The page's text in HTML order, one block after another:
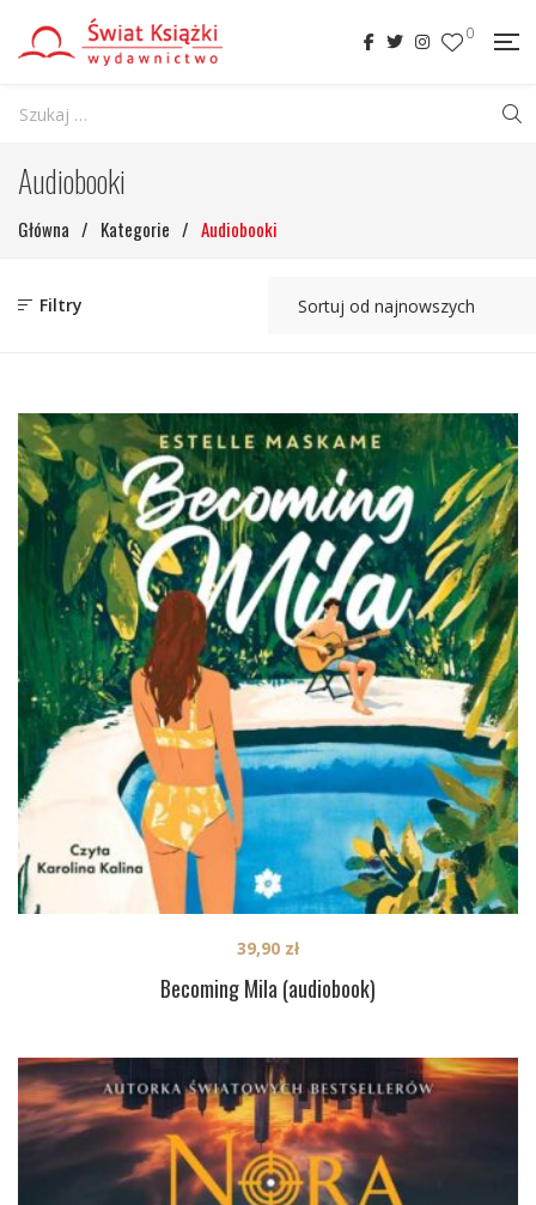
0
Audiobooki
Główna / Kategorie / Audiobooki
Filtry
Becoming Mila (audiobook)
39,90 zł